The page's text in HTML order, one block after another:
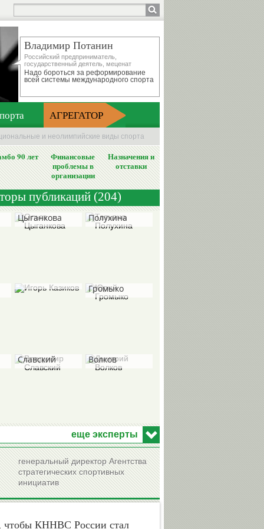
Владимир Потанин
Российский предприниматель,
государственный деятель, меценат
Надо бороться за реформирование
всей системы международного спорта
АГРЕГАТОР
и неолимпийские виды спорта
90 лет
Финансовые
проблемы в
организации
Назначения и
отставки
публикаций (204)
Ольга
Цыганкова
Татьяна
Полухина
Громыко
Славский
Волков
Хоточкин
Любимов
Николай
Долгополов
Николай
Быканов
еще эксперты
генеральный директор Агентства
стратегических спортивных
инициатив
КННВС России стал